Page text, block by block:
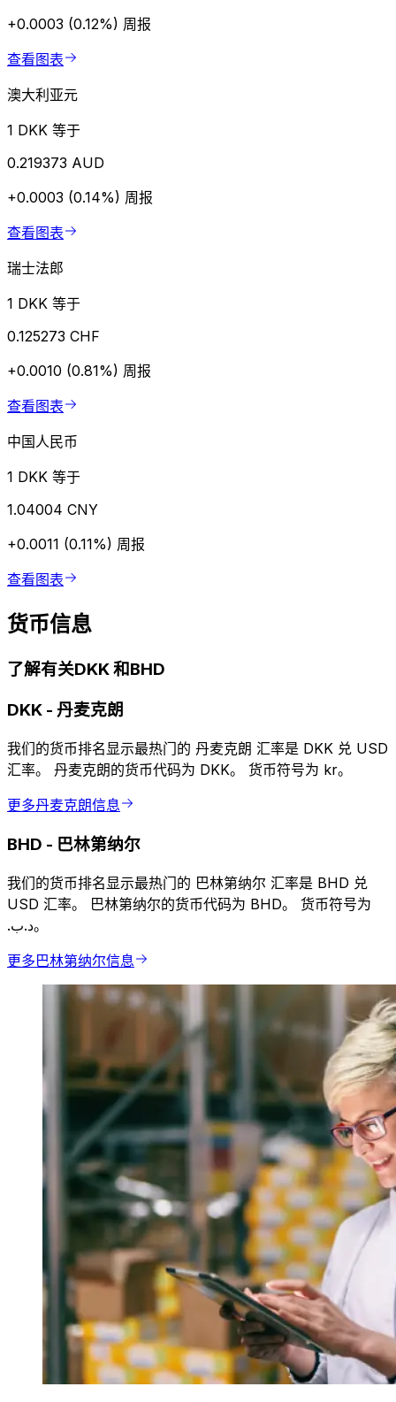
+0.0003 (0.12%) 周报
查看图表
澳大利亚元
1 DKK 等于
0.219373 AUD
+0.0003 (0.14%) 周报
查看图表
瑞士法郎
1 DKK 等于
0.125273 CHF
+0.0010 (0.81%) 周报
查看图表
中国人民币
1 DKK 等于
1.04004 CNY
+0.0011 (0.11%) 周报
查看图表
货币信息
了解有关DKK 和BHD
DKK - 丹麦克朗
我们的货币排名显示最热门的 丹麦克朗 汇率是 DKK 兑 USD
汇率。 丹麦克朗的货币代码为 DKK。 货币符号为 kr。
更多丹麦克朗信息
BHD - 巴林第纳尔
我们的货币排名显示最热门的 巴林第纳尔 汇率是 BHD 兑
USD 汇率。 巴林第纳尔的货币代码为 BHD。 货币符号为
.د.ب。
更多巴林第纳尔信息